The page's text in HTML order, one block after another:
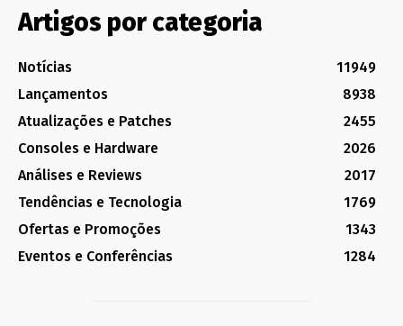
Artigos por categoria
Notícias
11949
Lançamentos
8938
Atualizações e Patches
2455
Consoles e Hardware
2026
Análises e Reviews
2017
Tendências e Tecnologia
1769
Ofertas e Promoções
1343
Eventos e Conferências
1284